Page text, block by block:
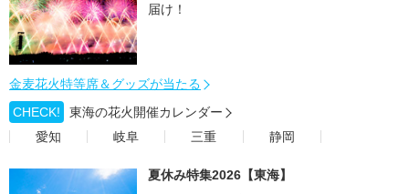
届け！
金麦花火特等席＆グッズが当たる
CHECK!
東海の花火開催カレンダー
愛知
岐阜 三重 静岡
夏休み特集2026【東海】